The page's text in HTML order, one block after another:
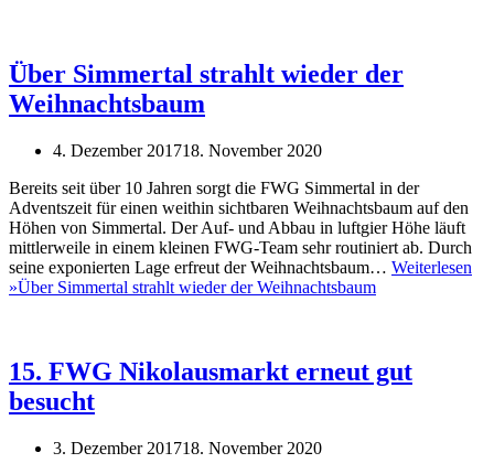
Über Simmertal strahlt wieder der
Weihnachtsbaum
4. Dezember 201718. November 2020
Bereits seit über 10 Jahren sorgt die FWG Simmertal in der
Adventszeit für einen weithin sichtbaren Weihnachtsbaum auf den
Höhen von Simmertal. Der Auf- und Abbau in luftgier Höhe läuft
mittlerweile in einem kleinen FWG-Team sehr routiniert ab. Durch
seine exponierten Lage erfreut der Weihnachtsbaum… Weiterlesen
»Über Simmertal strahlt wieder der Weihnachtsbaum
15. FWG Nikolausmarkt erneut gut
besucht
3. Dezember 201718. November 2020